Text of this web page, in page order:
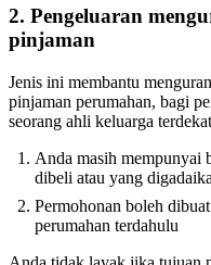
2. Pengeluaran
pinjaman
Jenis ini membantu
pinjaman perumahan, bagi
seorang ahli keluarga
Anda masih mempunyai
dibeli atau yang
Permohonan boleh
perumahan terdahulu